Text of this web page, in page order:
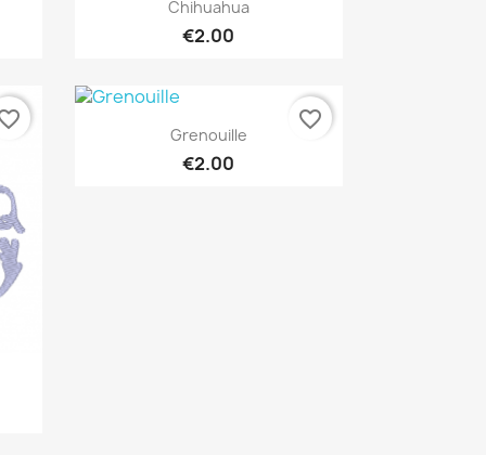
Chihuahua
€2.00
Quick view
Grenouille
€2.00
favorite_border